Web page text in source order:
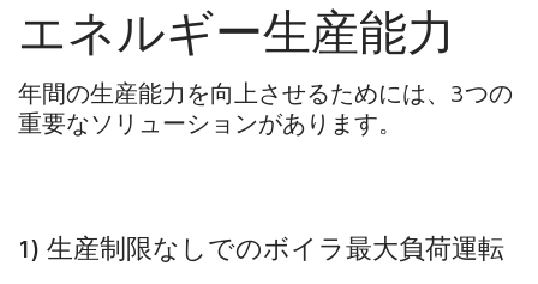
エネルギー生産能力
年間の生産能力を向上させるためには、3つの
重要なソリューションがあります。
1) 生産制限なしでのボイラ最大負荷運転